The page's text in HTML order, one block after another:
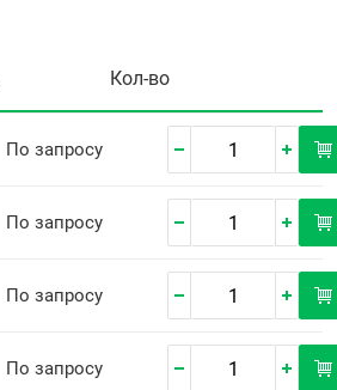
Кол-во
По запросу
По запросу
По запросу
По запросу